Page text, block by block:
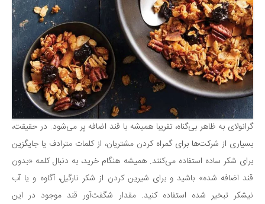
گرانولای به ظاهر بی‌گناه، تقریبا همیشه با قند اضافه پر می‌شود. در حقیقت،
بسیاری از شرکت‌ها برای گمراه کردن مشتریان، از کلمات مترادف یا جایگزین
برای شکر ساده استفاده می‌کنند. همیشه هنگام خرید، به دنبال کلمه «بدون
قند اضافه شده» باشید و برای شیرین کردن از شکر نارگیل، آگاوه و یا آب
نیشکر تبخیر شده استفاده کنید. مقدار شگفت‌آور قند موجود در این